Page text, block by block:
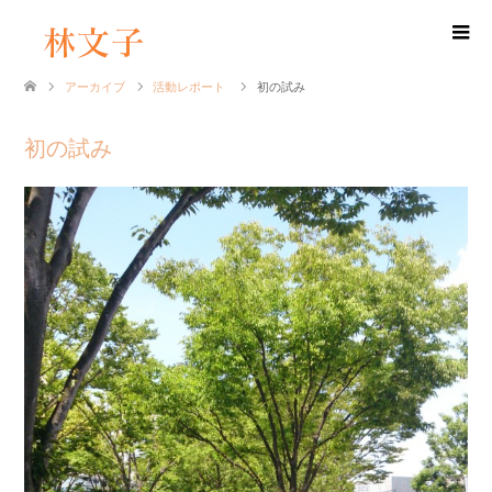
アーカイブ 活動レポート 初の試み
初の試み